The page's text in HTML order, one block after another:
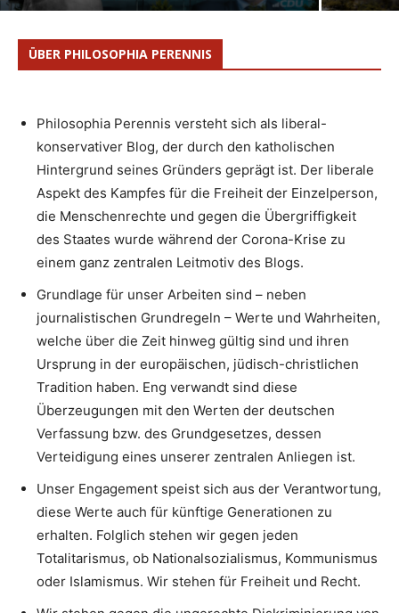
ÜBER PHILOSOPHIA PERENNIS
Philosophia Perennis versteht sich als liberal-
konservativer Blog, der durch den katholischen
Hintergrund seines Gründers geprägt ist. Der liberale
Aspekt des Kampfes für die Freiheit der Einzelperson,
die Menschenrechte und gegen die Übergriffigkeit
des Staates wurde während der Corona-Krise zu
einem ganz zentralen Leitmotiv des Blogs.
Grundlage für unser Arbeiten sind – neben
journalistischen Grundregeln – Werte und Wahrheiten,
welche über die Zeit hinweg gültig sind und ihren
Ursprung in der europäischen, jüdisch-christlichen
Tradition haben. Eng verwandt sind diese
Überzeugungen mit den Werten der deutschen
Verfassung bzw. des Grundgesetzes, dessen
Verteidigung eines unserer zentralen Anliegen ist.
Unser Engagement speist sich aus der Verantwortung,
diese Werte auch für künftige Generationen zu
erhalten. Folglich stehen wir gegen jeden
Totalitarismus, ob Nationalsozialismus, Kommunismus
oder Islamismus. Wir stehen für Freiheit und Recht.